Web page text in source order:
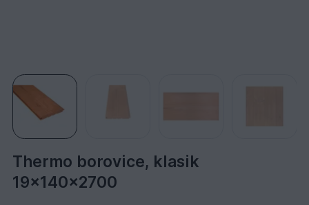
Thermo borovice, klasik
19x140x2700